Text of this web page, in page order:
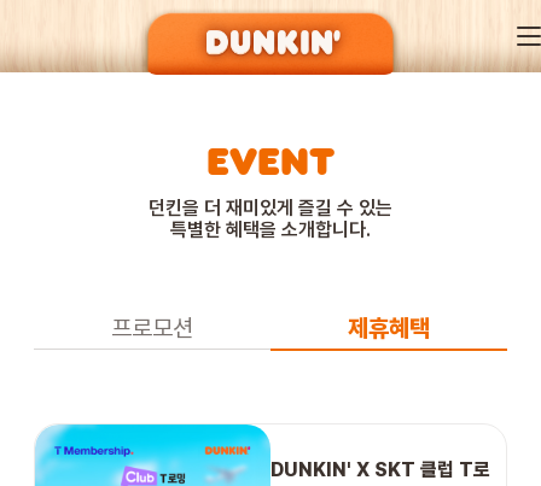
DUNKIN’ OF SEASON
MENU
EVENT
EVENT
프로모션 제휴혜택
던킨을 더 재미있게 즐길 수 있는
특별한 혜택을 소개합니다.
DUNKIN' X SKT 클럽 T로